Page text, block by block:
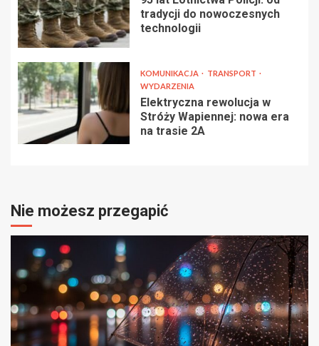
tradycji do nowoczesnych
technologii
KOMUNIKACJA
TRANSPORT
WYDARZENIA
Elektryczna rewolucja w
Stróży Wapiennej: nowa era
na trasie 2A
Nie możesz przegapić